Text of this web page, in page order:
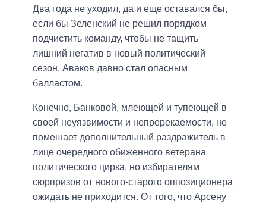
Два года не уходил, да и еще оставался бы,
если бы Зеленский не решил порядком
подчистить команду, чтобы не тащить
лишний негатив в новый политический
сезон. Аваков давно стал опасным
балластом.
Конечно, Банковой, млеющей и тупеющей в
своей неуязвимости и непререкаемости, не
помешает дополнительный раздражитель в
лице очередного обиженного ветерана
политического цирка, но избирателям
сюрпризов от нового-старого оппозиционера
ожидать не приходится. От того, что Арсену